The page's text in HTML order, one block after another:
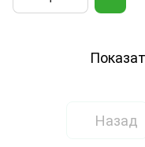
Назад